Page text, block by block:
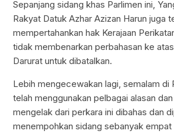
Sepanjang sidang khas Parlimen ini,
Rakyat Datuk Azhar Azizan Harun juga
mempertahankan hak Kerajaan
tidak membenarkan perbahasan ke
Darurat untuk dibatalkan.
Lebih mengecewakan lagi, semalam di
telah menggunakan pelbagai alasan
mengelak dari perkara ini dibahas dan
menempohkan sidang sebanyak